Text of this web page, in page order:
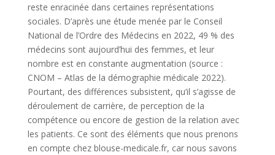
reste enracinée dans certaines représentations
sociales. D’après une étude menée par le Conseil
National de l’Ordre des Médecins en 2022, 49 % des
médecins sont aujourd’hui des femmes, et leur
nombre est en constante augmentation (source :
CNOM – Atlas de la démographie médicale 2022).
Pourtant, des différences subsistent, qu’il s’agisse de
déroulement de carrière, de perception de la
compétence ou encore de gestion de la relation avec
les patients. Ce sont des éléments que nous prenons
en compte chez blouse-medicale.fr, car nous savons